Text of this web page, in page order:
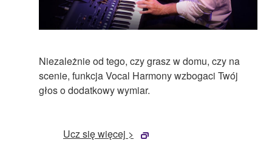
Niezależnie od tego, czy grasz w domu, czy na
scenie, funkcja Vocal Harmony wzbogaci Twój
głos o dodatkowy wymiar.
Ucz się więcej >